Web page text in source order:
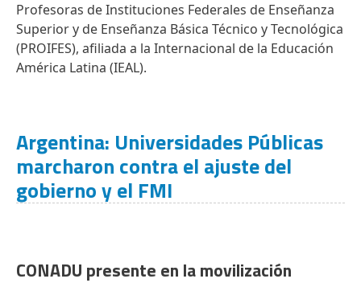
Profesoras de Instituciones Federales de Enseñanza
Superior y de Enseñanza Básica Técnico y Tecnológica
(PROIFES), afiliada a la Internacional de la Educación
América Latina (IEAL).
Argentina: Universidades Públicas
marcharon contra el ajuste del
gobierno y el FMI
CONADU presente en la movilización